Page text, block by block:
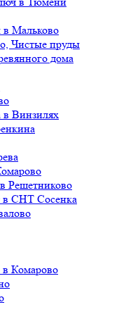
Мальково
Чистые пруды
дома
в Винзилях
Решетниково
в СНТ Сосенка
в Комарово